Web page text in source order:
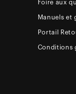
Foire aux
Manuels et
Portail
Conditions